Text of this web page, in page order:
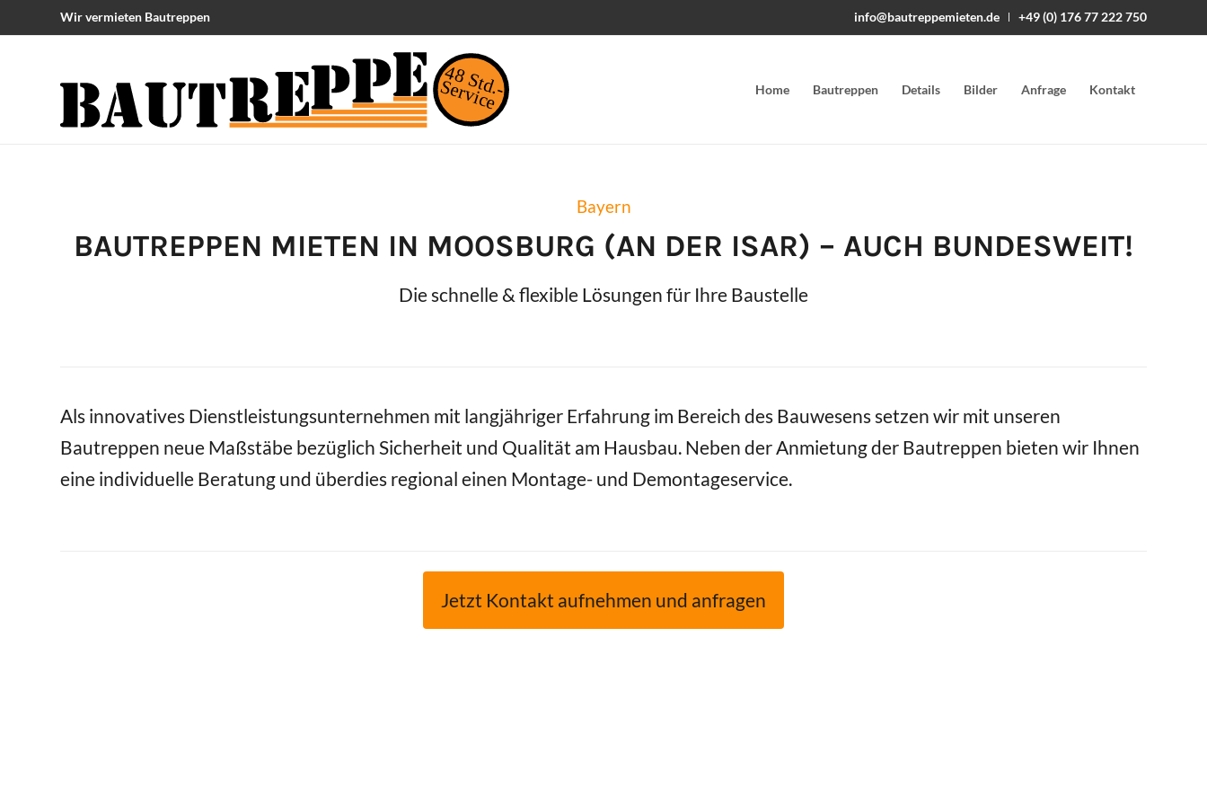
info@bautreppemieten.de +49 (0) 176 77 222 750
Wir vermieten Bautreppen
48 Std.-
Service Home Bautreppen Details Bilder Anfrage Kontakt
Bayern
BAUTREPPEN MIETEN IN MOOSBURG (AN DER ISAR) – AUCH BUNDESWEIT!
Die schnelle & flexible Lösungen für Ihre Baustelle
Als innovatives Dienstleistungsunternehmen mit langjähriger Erfahrung im Bereich des Bauwesens setzen wir mit unseren
Bautreppen neue Maßstäbe bezüglich Sicherheit und Qualität am Hausbau. Neben der Anmietung der Bautreppen bieten wir Ihnen
eine individuelle Beratung und überdies regional einen Montage- und Demontageservice.
Jetzt Kontakt aufnehmen und anfragen